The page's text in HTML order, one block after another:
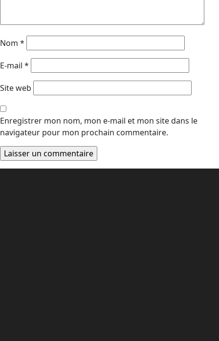
Nom *
E-mail *
Site web
Enregistrer mon nom, mon e-mail et mon site dans le
navigateur pour mon prochain commentaire.